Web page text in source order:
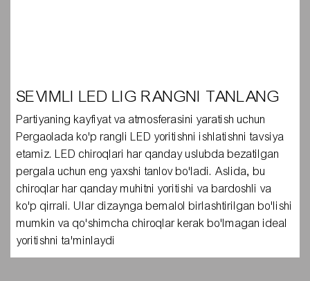
SEVIMLI LED LIG RANGNI TANLANG
Partiyaning kayfiyat va atmosferasini yaratish uchun
Pergaolada ko'p rangli LED yoritishni ishlatishni tavsiya
etamiz. LED chiroqlari har qanday uslubda bezatilgan
pergala uchun eng yaxshi tanlov bo'ladi. Aslida, bu
chiroqlar har qanday muhitni yoritishi va bardoshli va
ko'p qirrali. Ular dizaynga bemalol birlashtirilgan bo'lishi
mumkin va qo'shimcha chiroqlar kerak bo'lmagan ideal
yoritishni ta'minlaydi